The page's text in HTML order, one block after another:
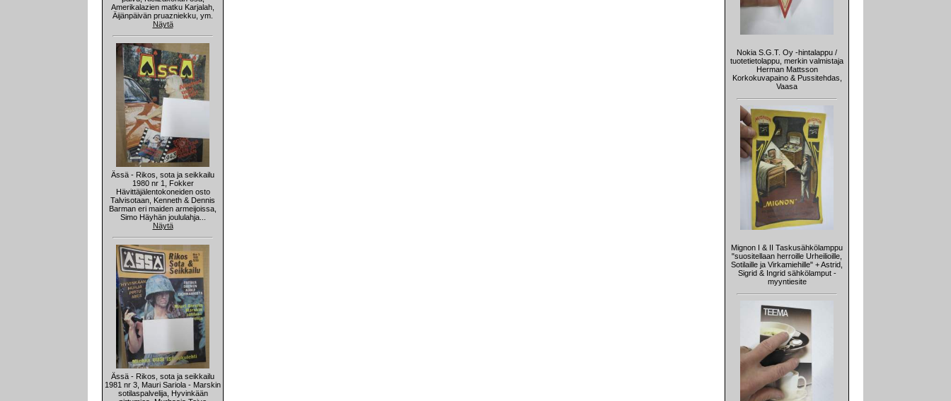
Amerikalazien matku Karjalah,
Äijänpäivän pruazniekku, ym.
Näytä
Ässä - Rikos, sota ja seikkailu
1980 nr 1, Fokker
Hävittäjälentokoneiden osto
Talvisotaan, Kenneth & Dennis
Barman eri maiden armeijoissa,
Simo Häyhän joululahja...
Näytä
Ässä - Rikos, sota ja seikkailu
1981 nr 3, Mauri Sariola - Marskin
sotilaspalvelija, Hyvinkään
Nokia S.G.T. Oy -hintalappu /
tuotetietolappu, merkin valmistaja
Herman Mattsson
Korkokuvapaino & Pussitehdas,
Vaasa
Mignon I & II Taskusähkölamppu
"suositellaan herroille Urheilioille,
Sotilaille ja Virkamiehille" + Astrid,
Sigrid & Ingrid sähkölamput -
myyntiesite